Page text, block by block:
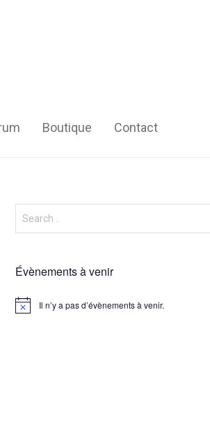
Boutique Contact
Évènements à venir
Notice Il n’y a pas d’évènements à venir.